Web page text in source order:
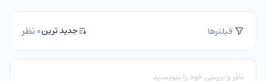
فیلترها جدید ترین0 نظر